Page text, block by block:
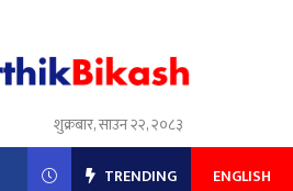
शुक्रबार, साउन २२, २०८३
TRENDING ENGLISH